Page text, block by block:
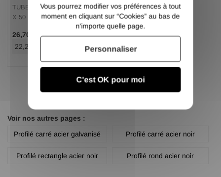
TUBE RECT. GALVA SDZ 100
X 50 X 2
26,70 €
/ Ml TTC
22,25 €
Voir nos autres pages :
Profilé carré acier galvanisé
Profilé carré acier noir
Profilé rectangle acier noir Profilé rond acier noir
Vous pourrez modifier vos préférences à tout
moment en cliquant sur “Cookies” au bas de
n'importe quelle page.
C'est OK pour moi
Personnaliser